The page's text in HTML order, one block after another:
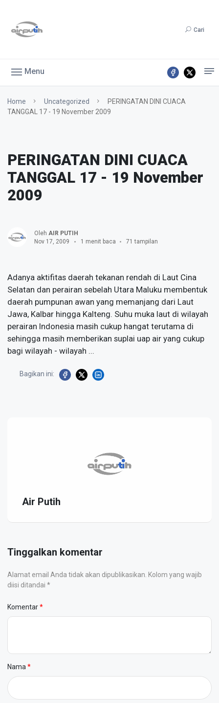
Cari
Menu
Home Uncategorized
PERINGATAN DINI CUACA
TANGGAL 17 - 19 November 2009
PERINGATAN DINI CUACA
TANGGAL 17 - 19 November
2009
Oleh AIR PUTIH
Nov 17, 2009
1 menit baca 71 tampilan
Adanya aktifitas daerah tekanan rendah di Laut Cina
Selatan dan perairan sebelah Utara Maluku membentuk
daerah pumpunan awan yang memanjang dari Laut
Jawa, Kalbar hingga Kalteng. Suhu muka laut di wilayah
perairan Indonesia masih cukup hangat terutama di
sehingga masih memberikan suplai uap air yang cukup
bagi wilayah - wilayah ...
Bagikan ini:
Air Putih
Tinggalkan komentar
Alamat email Anda tidak akan dipublikasikan. Kolom yang wajib
diisi ditandai *
Komentar
Nama